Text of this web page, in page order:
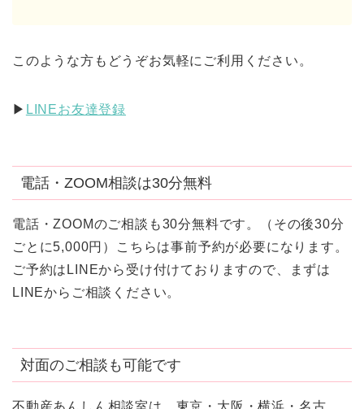
このような方もどうぞお気軽にご利用ください。
▶︎ LINEお友達登録
電話・ZOOM相談は30分無料
電話・ZOOMのご相談も30分無料です。（その後30分
ごとに5,000円）こちらは事前予約が必要になります。
ご予約はLINEから受け付けておりますので、まずは
LINEからご相談ください。
対面のご相談も可能です
不動産あんしん相談室は、東京・大阪・横浜・名古